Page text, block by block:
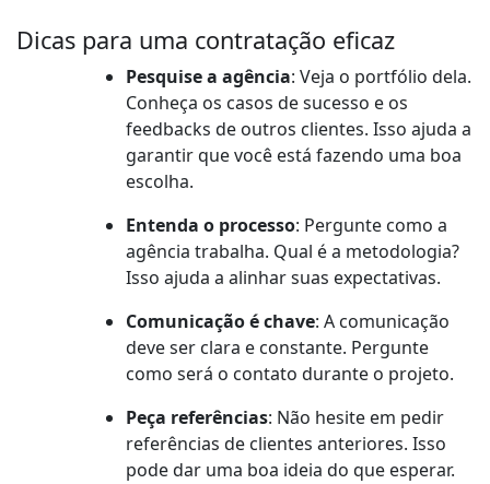
Dicas para uma contratação eficaz
Pesquise a agência: Veja o portfólio dela.
Conheça os casos de sucesso e os
feedbacks de outros clientes. Isso ajuda a
garantir que você está fazendo uma boa
escolha.
Entenda o processo: Pergunte como a
agência trabalha. Qual é a metodologia?
Isso ajuda a alinhar suas expectativas.
Comunicação é chave: A comunicação
deve ser clara e constante. Pergunte
como será o contato durante o projeto.
Peça referências: Não hesite em pedir
referências de clientes anteriores. Isso
pode dar uma boa ideia do que esperar.